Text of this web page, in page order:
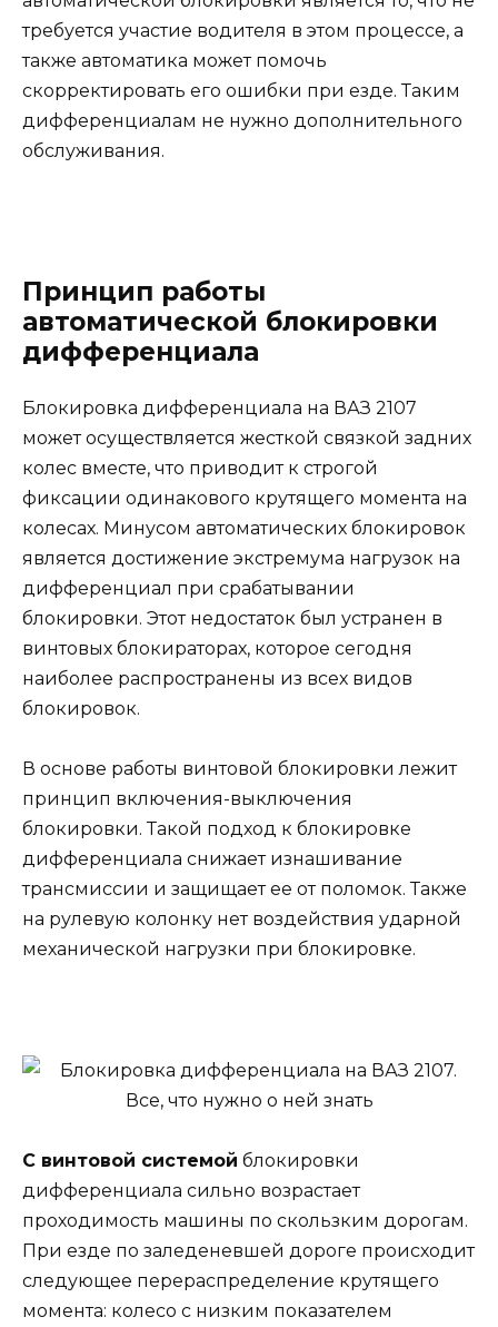
требуется участие водителя в этом процессе, а
также автоматика может помочь
скорректировать его ошибки при езде. Таким
дифференциалам не нужно дополнительного
обслуживания.
Принцип работы
автоматической блокировки
дифференциала
Блокировка дифференциала на ВАЗ 2107
может осуществляется жесткой связкой задних
колес вместе, что приводит к строгой
фиксации одинакового крутящего момента на
колесах. Минусом автоматических блокировок
является достижение экстремума нагрузок на
дифференциал при срабатывании
блокировки. Этот недостаток был устранен в
винтовых блокираторах, которое сегодня
наиболее распространены из всех видов
блокировок.
В основе работы винтовой блокировки лежит
принцип включения-выключения
блокировки. Такой подход к блокировке
дифференциала снижает изнашивание
трансмиссии и защищает ее от поломок. Также
на рулевую колонку нет воздействия ударной
механической нагрузки при блокировке.
С винтовой системой блокировки
дифференциала сильно возрастает
проходимость машины по скользким дорогам.
При езде по заледеневшей дороге происходит
следующее перераспределение крутящего
момента: колесо с низким показателем